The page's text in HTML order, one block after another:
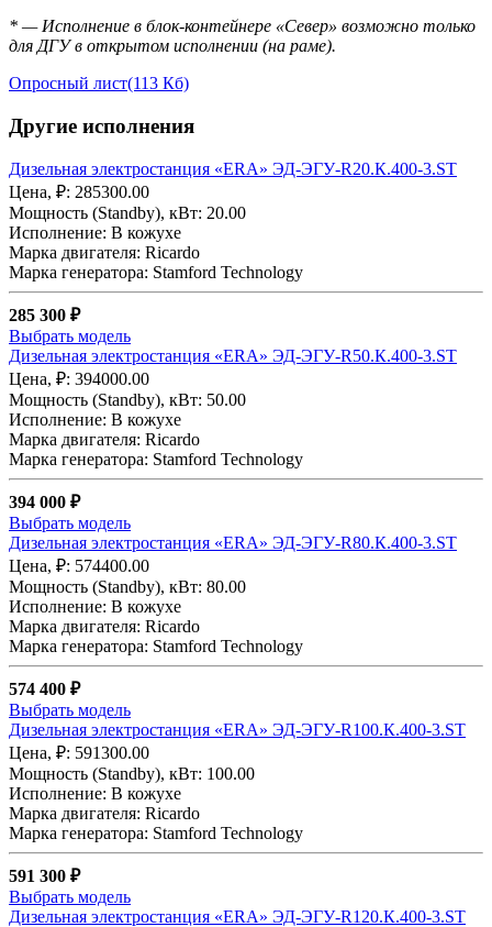
* — Исполнение в блок-контейнере «Север» возможно только
для ДГУ в открытом исполнении (на раме).
Опросный лист(113 Кб)
Другие исполнения
Дизельная электростанция «ERA» ЭД-ЭГУ-R20.К.400-3.ST
Цена, ₽: 285300.00
Мощность (Standby), кВт: 20.00
Исполнение: В кожухе
Марка двигателя: Ricardo
Марка генератора: Stamford Technology
285 300 ₽
Выбрать модель
Дизельная электростанция «ERA» ЭД-ЭГУ-R50.К.400-3.ST
Цена, ₽: 394000.00
Мощность (Standby), кВт: 50.00
Исполнение: В кожухе
Марка двигателя: Ricardo
Марка генератора: Stamford Technology
394 000 ₽
Выбрать модель
Дизельная электростанция «ERA» ЭД-ЭГУ-R80.К.400-3.ST
Цена, ₽: 574400.00
Мощность (Standby), кВт: 80.00
Исполнение: В кожухе
Марка двигателя: Ricardo
Марка генератора: Stamford Technology
574 400 ₽
Выбрать модель
Дизельная электростанция «ERA» ЭД-ЭГУ-R100.К.400-3.ST
Цена, ₽: 591300.00
Мощность (Standby), кВт: 100.00
Исполнение: В кожухе
Марка двигателя: Ricardo
Марка генератора: Stamford Technology
591 300 ₽
Выбрать модель
Дизельная электростанция «ERA» ЭД-ЭГУ-R120.К.400-3.ST